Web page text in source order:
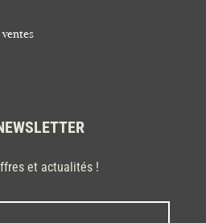
et actualités !
Nom